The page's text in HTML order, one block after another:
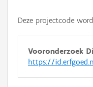
Deze projectcode
Vooronderzoek
https://